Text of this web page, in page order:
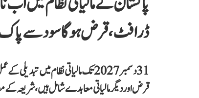
ڈرافٹ، قرض ہوگا سود سے
قرض اور دیگر مالیاتی معاہدے شامل ہیں، شریعہ